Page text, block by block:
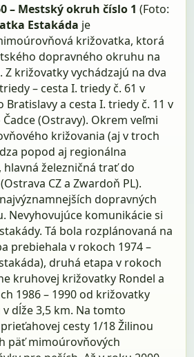
– Mestský okruh číslo 1 (Foto:
Estakáda je
križovatka, ktorá
dopravného okruhu na
Z križovatky vychádzajú na dva
– cesta I. triedy č. 61 v
Bratislavy a cesta I. triedy č. 11 v
(Ostravy). Okrem veľmi
križovania (aj v troch
popod aj regionálna
hlavná železničná trať do
CZ a Zwardoň PL).
dopravných
Nevyhovujúce komunikácie si
Tá bola rozplánovaná na
prebiehala v rokoch 1974 –
druhá etapa v rokoch
kruhovej križovatky Rondel a
1986 – 1990 od križovatky
dĺže 3,5 km. Na tomto
cesty 1/18 Žilinou
päť mimoúrovňových